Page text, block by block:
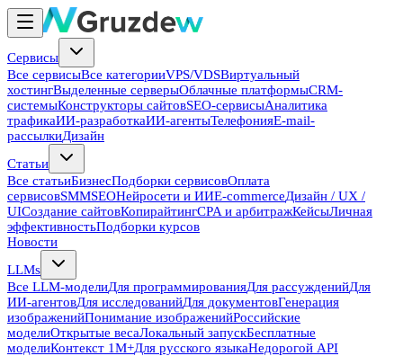
Сервисы
Все сервисыВсе категорииVPS/VDSВиртуальный
хостингВыделенные серверыОблачные платформыCRM-
системыКонструкторы сайтовSEO-сервисыАналитика
трафикаИИ-разработкаИИ-агентыТелефонияE-mail-
рассылкиДизайн
Статьи
Все статьиБизнесПодборки сервисовОплата
сервисовSMMSEOНейросети и ИИE-commerceДизайн / UX /
UIСоздание сайтовКопирайтингCPA и арбитражКейсыЛичная
эффективностьПодборки курсов
Новости
LLMs
Все LLM-моделиДля программированияДля рассужденийДля
ИИ-агентовДля исследованийДля документовГенерация
изображенийПонимание изображенийРоссийские
моделиОткрытые весаЛокальный запускБесплатные
моделиКонтекст 1M+Для русского языкаНедорогой API